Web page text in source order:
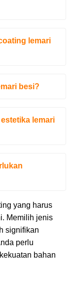
lemari
besi?
lemari
yang harus
Memilih jenis
signifikan
perlu
bahan